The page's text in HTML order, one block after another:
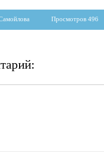
Просмотров 496